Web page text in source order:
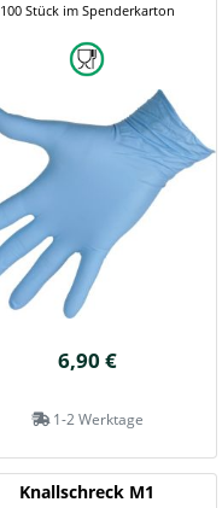
100 Stück im Spenderkarton
6,90 €
1-2 Werktage
Knallschreck M1